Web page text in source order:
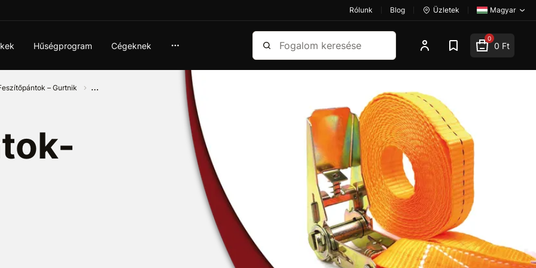
Rólunk Blog Üzletek Magyar
Hűségprogram Cégeknek
Keresés 0
0 Ft
– Gurtnik